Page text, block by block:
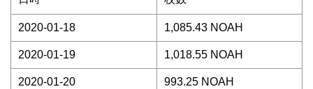
2020-01-18 1,085.43 NOAH
2020-01-19 1,018.55 NOAH
2020-01-20 993.25 NOAH